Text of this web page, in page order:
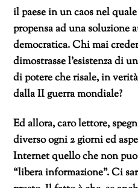
il paese in un caos nel
propensa ad una soluzione
democratica. Chi mai
dimostrasse l’esistenza di
di potere che risale, in
dalla II guerra mondiale?
Ed allora, caro lettore,
diverso ogni 2 giorni ed
Internet quello che non
“libera informazione”. Ci